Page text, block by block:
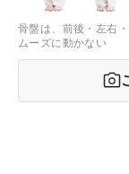
骨盤は、前後・左右
ムーズに動かない